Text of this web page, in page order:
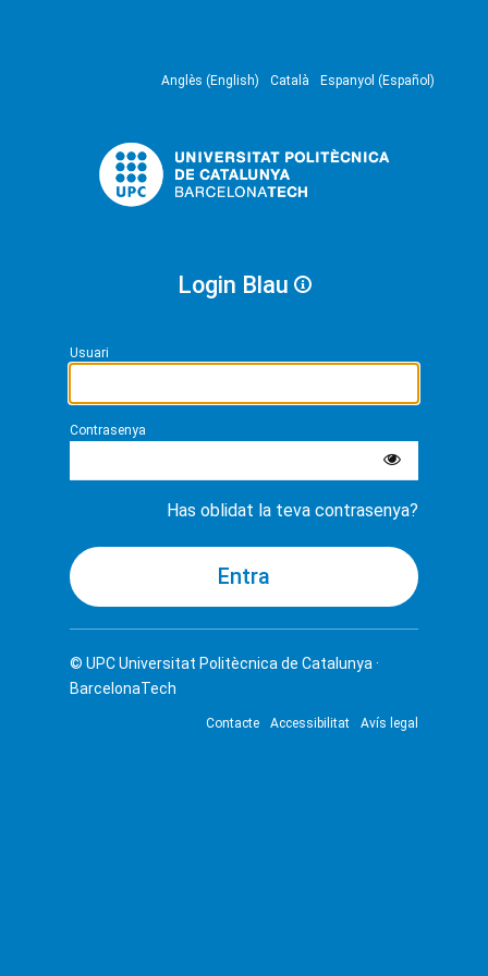
Anglès (English) Català Espanyol (Español)
Login Blau
Usuari
Contrasenya
Has oblidat la teva contrasenya?
© UPCUniversitat Politècnica de Catalunya ·
BarcelonaTech
Contacte Accessibilitat Avís legal